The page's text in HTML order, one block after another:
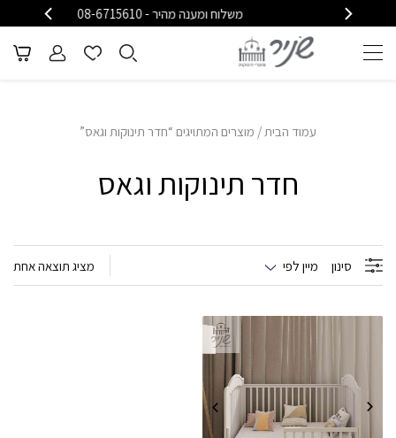
משלוח ומענה מהיר - 08-6715610
עמוד הבית/ מוצרים המתויגים “חדר תינוקות וגאס”
חדר תינוקות וגאס
סינון מיין לפי מציג תוצאה אחת